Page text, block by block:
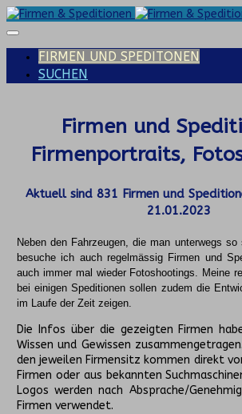
FIRMEN UND SPEDITONEN
SUCHEN
Firmen und
Firmenportraits,
Aktuell sind 831 Firmen und
21.01.2023
Neben den Fahrzeugen, die man unterwegs
besuche ich auch regelmässig Firmen und
auch immer mal wieder Fotoshootings. Meine
bei einigen Speditionen sollen zudem die
im Laufe der Zeit zeigen.
Die Infos über die gezeigten Firmen
Wissen und Gewissen
den jeweilen Firmensitz kommen direkt
Firmen oder aus bekannten
Logos werden nach Absprache/
Firmen verwendet.